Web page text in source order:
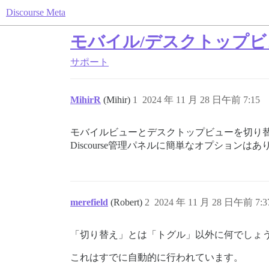
Discourse Meta
モバイル/デスクトップ
サポート
MihirR (Mihir) 2024 年 11 月 28 日午前 7:15
1
モバイルビューとデスクトップビューを切
Discourse管理パネルに簡単なオプションはあ
merefield (Robert) 2024 年 11 月 28 日午前
2
「切り替え」とは「トグル」以外に何でしょ
これはすでに自動的に行われています。